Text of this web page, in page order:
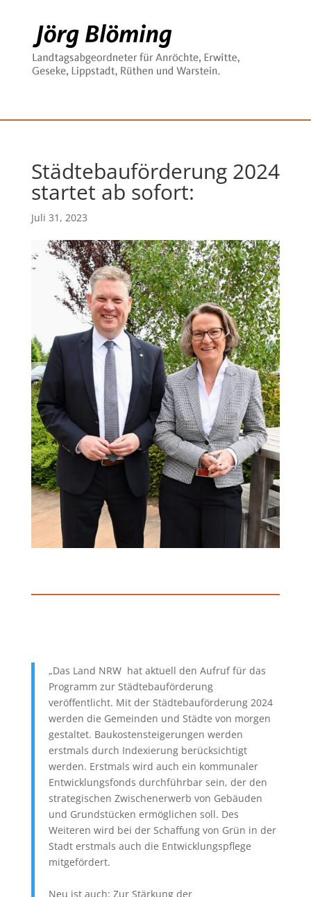
Städtebauförderung 2024
startet ab sofort:
Juli 31, 2023
„Das Land NRW hat aktuell den Aufruf für das
Programm zur Städtebauförderung
veröffentlicht. Mit der Städtebauförderung 2024
werden die Gemeinden und Städte von morgen
gestaltet. Baukostensteigerungen werden
erstmals durch Indexierung berücksichtigt
werden. Erstmals wird auch ein kommunaler
Entwicklungsfonds durchführbar sein, der den
strategischen Zwischenerwerb von Gebäuden
und Grundstücken ermöglichen soll. Des
Weiteren wird bei der Schaffung von Grün in der
Stadt erstmals auch die Entwicklungspflege
mitgefördert.
Neu ist auch: Zur Stärkung der